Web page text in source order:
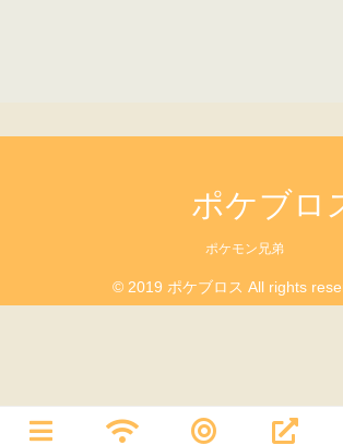
ポケブロ
ポケモン兄弟
© 2019 ポケブロス All rights